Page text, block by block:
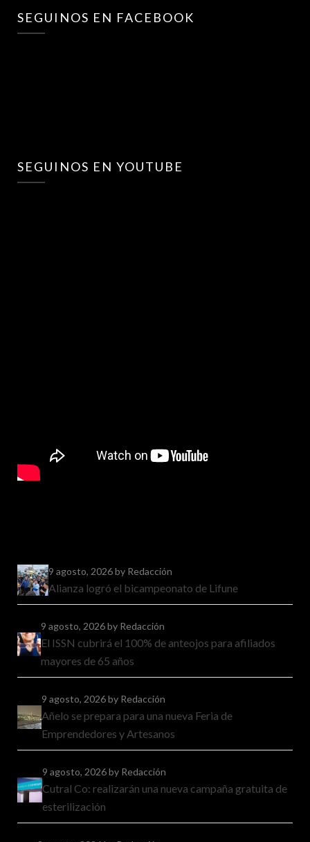
SEGUINOS EN FACEBOOK
SEGUINOS EN YOUTUBE
9 agosto, 2026by Redacción
Alianza logró el bicampeonato de Lifune
9 agosto, 2026by Redacción
El ISSN cubrirá el 100% de anteojos para afiliados
mayores de 65 años
9 agosto, 2026by Redacción
Añelo se prepara para una nueva Feria de
Emprendedores y Artesanos
9 agosto, 2026by Redacción
Cutral Co: realizarán una nueva campaña gratuita de
esterilización